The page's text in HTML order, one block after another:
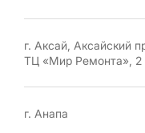
г. Аксай, Аксайский
ТЦ «Мир Ремонта», 2
г. Анапа